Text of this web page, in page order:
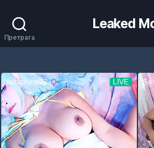
Претрага
Leaked